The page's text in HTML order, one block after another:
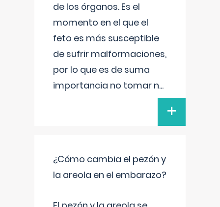
de los órganos. Es el
momento en el que el
feto es más susceptible
de sufrir malformaciones,
por lo que es de suma
importancia no tomar n...
+
¿Cómo cambia el pezón y
la areola en el embarazo?